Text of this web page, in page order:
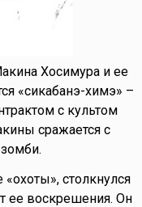
Хосимура и ее
«сикабанэ-химэ» –
с культом
сражается с
столкнулся
ее воскрешения. Он